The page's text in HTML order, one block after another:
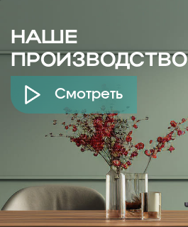
НАШЕ
ПРОИЗВОДСТВО
Смотреть